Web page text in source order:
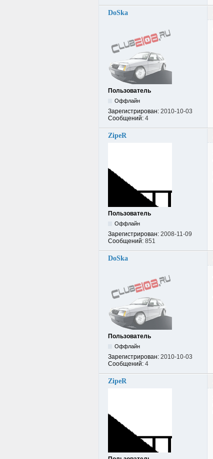
DoSka
Пользователь
Оффлайн
Зарегистрирован: 2010-10-03
Сообщений: 4
ZipeR
Пользователь
Оффлайн
Зарегистрирован: 2008-11-09
Сообщений: 851
DoSka
Пользователь
Оффлайн
Зарегистрирован: 2010-10-03
Сообщений: 4
ZipeR